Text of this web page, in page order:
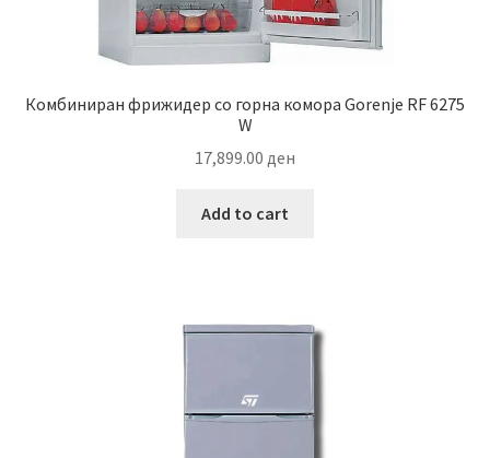
Комбиниран фрижидер со горна комора Gorenje RF 6275
W
17,899.00 ден
Add to cart